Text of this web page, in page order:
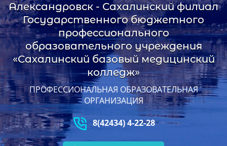
Александровск - Сахалинский филиал
Государственного бюджетного
профессионального
образовательного учреждения
«Сахалинский базовый медицинский
колледж»
ПРОФЕССИОНАЛЬНАЯ ОБРАЗОВАТЕЛЬНАЯ
ОРГАНИЗАЦИЯ
8(42434) 4-22-28